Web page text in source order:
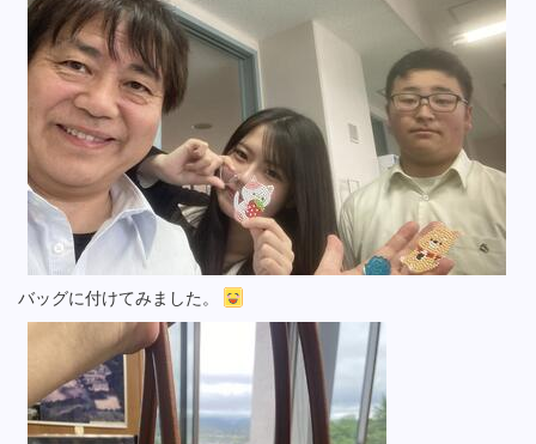
バッグに付けてみました。